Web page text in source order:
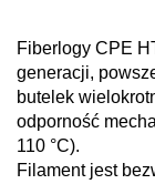
Fiberlogy CPE
generacji,
butelek
odporność
110 °C).
Filament jest